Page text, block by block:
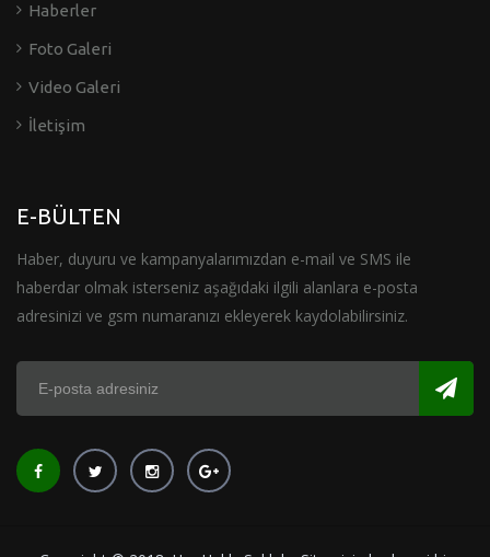
Haberler
Foto Galeri
Video Galeri
İletişim
E-BÜLTEN
Haber, duyuru ve kampanyalarımızdan e-mail ve SMS ile
haberdar olmak isterseniz aşağıdaki ilgili alanlara e-posta
adresinizi ve gsm numaranızı ekleyerek kaydolabilirsiniz.